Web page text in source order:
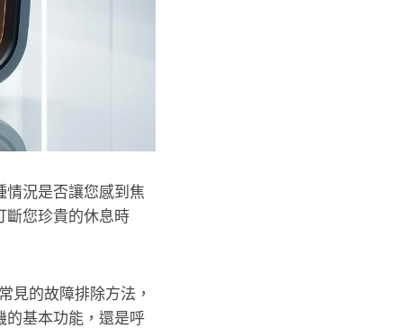
情況是否讓您感到焦
斷您珍貴的休息時
見的故障排除方法，
的基本功能，還是呼